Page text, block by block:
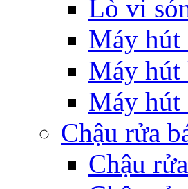
Lò vi
Máy hút
Máy hút
Máy hút
Chậu rửa
Chậu